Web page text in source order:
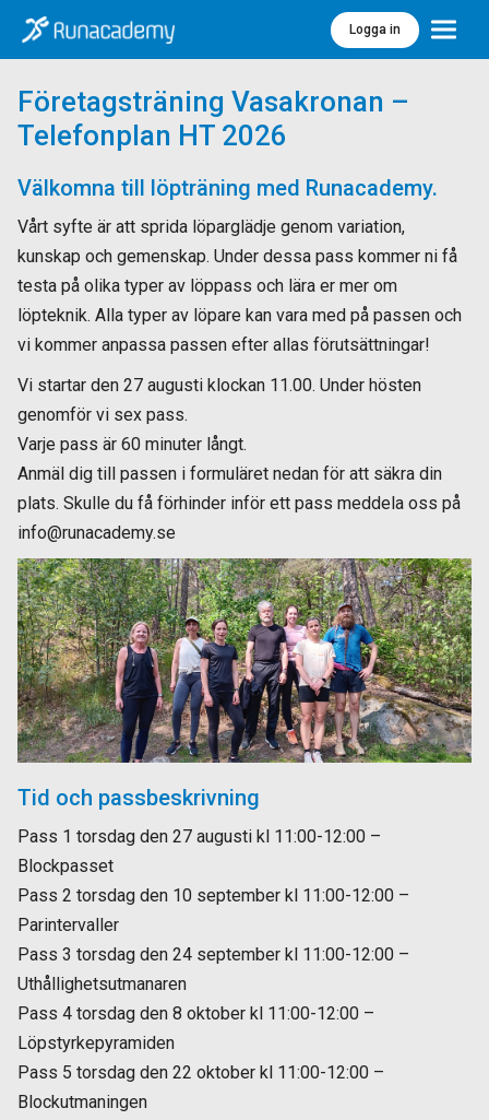
Logga in Meny
Företagsträning Vasakronan –
Telefonplan HT 2026
Välkomna till löpträning med Runacademy.
Vårt syfte är att sprida löparglädje genom variation,
kunskap och gemenskap. Under dessa pass kommer ni få
testa på olika typer av löppass och lära er mer om
löpteknik. Alla typer av löpare kan vara med på passen och
vi kommer anpassa passen efter allas förutsättningar!
Vi startar den 27 augusti klockan 11.00. Under hösten
genomför vi sex pass.
Varje pass är 60 minuter långt.
Anmäl dig till passen i formuläret nedan för att säkra din
plats. Skulle du få förhinder inför ett pass meddela oss på
info@runacademy.se
Tid och passbeskrivning
Pass 1 torsdag den 27 augusti kl 11:00-12:00 –
Blockpasset
Pass 2 torsdag den 10 september kl 11:00-12:00 –
Parintervaller
Pass 3 torsdag den 24 september kl 11:00-12:00 –
Uthållighetsutmanaren
Pass 4 torsdag den 8 oktober kl 11:00-12:00 –
Löpstyrkepyramiden
Pass 5 torsdag den 22 oktober kl 11:00-12:00 –
Blockutmaningen